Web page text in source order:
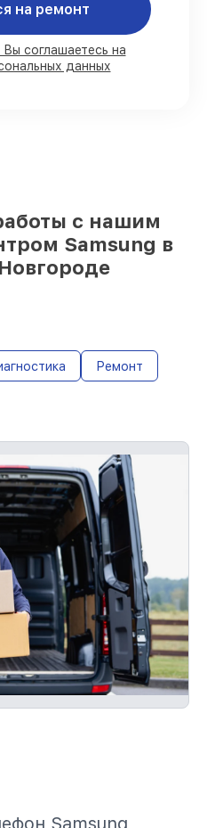
заказчика
началась сразу
на ремонт
Вы соглашаетесь на
данных
с нашим
Samsung в
Ремонт
Samsung